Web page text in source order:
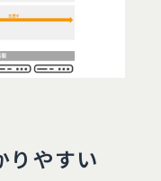
りやすい